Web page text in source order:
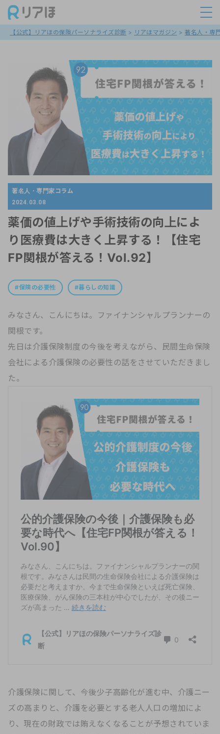
【公式】リアほの保険パーソナライズ診断 > リアほマガジン > 著名人・専
著名人・専門家コラム
2024.03.08
薬価の値上げや手術技術の向上によ
り医療費は大きく上昇する！【住宅
FP関根が答える！Vol.92】
保険の必要性 暮らしの知識
みなさん、こんにちは。ファイナンシャルプランナーの
関根です。
先日は介護保険制度の今後を考えながら、民間生命保険
会社による介護保険の必要性の話をさせていただきまし
た。
介護保険に関して、今後少子高齢化が進む中、介護ニー
ズの高まりと、介護を必要とする老人人口の増加によ
り、現在の財政では賄えなくなることが予想されていま